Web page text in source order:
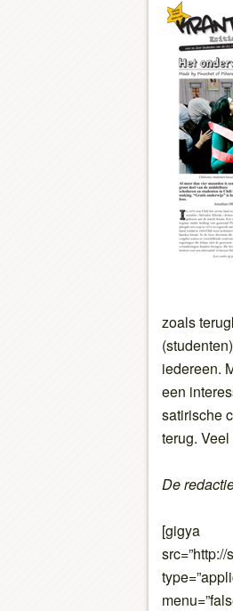
zoals
iedereen.
een
satirische
terug.
De
[gigya